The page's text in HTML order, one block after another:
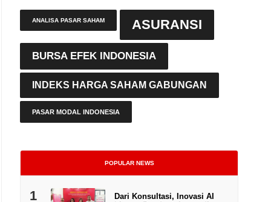
ANALISA PASAR SAHAM ASURANSI
BURSA EFEK INDONESIA
INDEKS HARGA SAHAM GABUNGAN
PASAR MODAL INDONESIA
POPULAR NEWS
1
Dari Konsultasi, Inovasi AI